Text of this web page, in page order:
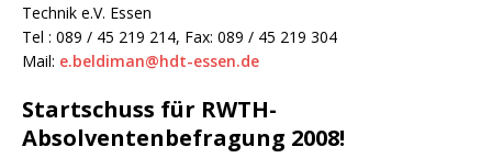
Technik e.V. Essen
Tel : 089 / 45 219 214, Fax: 089 / 45 219 304
Mail: e.beldiman@hdt-essen.de
Startschuss für RWTH-
Absolventenbefragung 2008!